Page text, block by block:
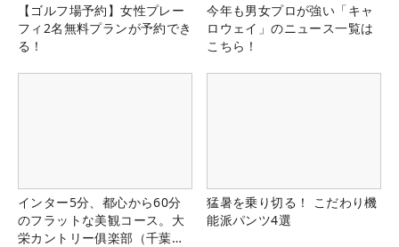
【ゴルフ場予約】女性プレー
フィ2名無料プランが予約でき
る！
今年も男女プロが強い「キャ
ロウェイ」のニュース一覧は
こちら！
インター5分、都心から60分
のフラットな美観コース。大
栄カントリー俱楽部（千葉
猛暑を乗り切る！ こだわり機
能派パンツ4選